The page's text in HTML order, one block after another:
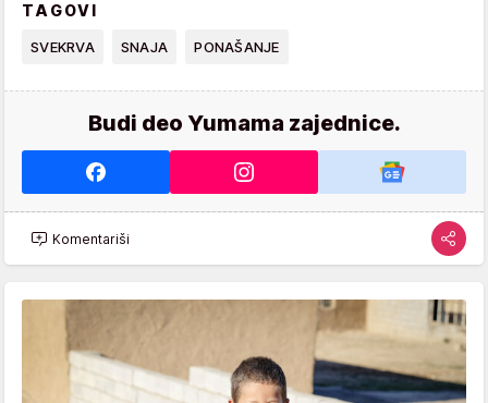
TAGOVI
SVEKRVA SNAJA PONAŠANJE
Budi deo Yumama zajednice.
Komentariši